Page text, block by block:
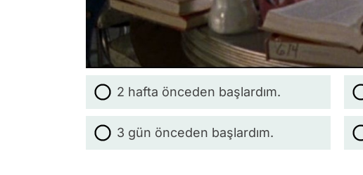
2 hafta önceden başlardım.
3 gün önceden başlardım.